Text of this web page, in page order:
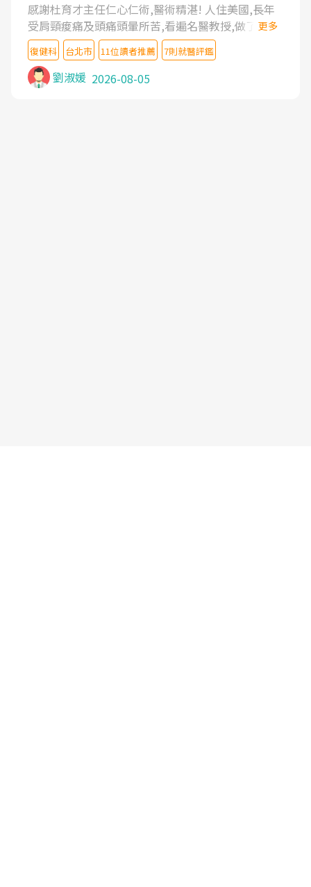
感謝杜育才主任仁心仁術,醫術精湛! 人住美國,長年
受肩頸痠痛及頭痛頭暈所苦,看遍名醫教授,做了各種
檢查,也嘗試過西醫打針,中醫針灸及物理徒手治療都
沒有用,後來連吃到嗎啡類止痛藥都效果有限,只是壓
症狀,沒多久就痛起來,多年失眠嚴重影響生活品質.
台灣親友介紹忠孝醫院杜育才主任是頸頭症候群專
更多
復健科 台北市 11位讀者推薦 7則就醫評鑑
劉淑媛 2026-08-05